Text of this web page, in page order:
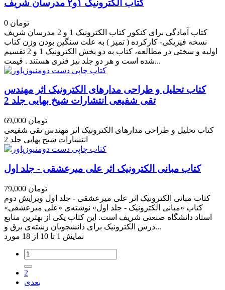
کتاب الکترونیک ۱و۲ مدرسان شریف
0 تومان
کتاب آمادگی برای کنکور کتاب الکترونیک 1 و 2 مدرسان شریف
نسخه فیزیکی- کارکرده ( تمیز ) به علت سنگین بودن وزن کتاب
اولیه و سختی در مطالعه، کتاب به دو بخش الکترونیک 1 و 2 تقسیم
شده است و هر دو جلد نیز فنری هستند . قیمت...
کتاب تحلیل و طراحی مدارهای الکترونیک اثر مهندس
تقی شفیعی انتشارات شیخ بهایی جلد 2
69,000 تومان
کتاب تحلیل و طراحی مدارهای الکترونیک اثر مهندس تقی شفیعی
انتشارات شیخ بهایی جلد 2
کتاب مبانی الکترونیک اثر علی میرعشقی - جلد اول
79,000 تومان
کتاب مبانی الکترونیک اثر علی میرعشقی - جلد اول ویرایش دوم
کتاب «مبانی الکترونیک - جلد اول» نوشته‌ی «علی میرعشقی»
استاد دانشگاه صنعتی شریف است. این کتاب یکی از بهترین منابع
درس الکترونیک برای دانشجویان رشته‌ی برق و...
نمایش 1 تا 10 از 18 مورد
2
بعدی